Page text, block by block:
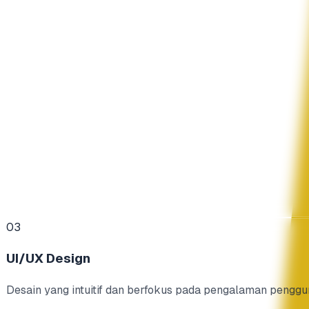
03
UI/UX Design
Desain yang intuitif dan berfokus pada pengalaman